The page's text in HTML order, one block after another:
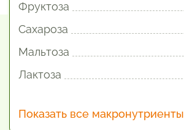
Фруктоза
Сахароза
Мальтоза
Лактоза
Показать все макронутриенты